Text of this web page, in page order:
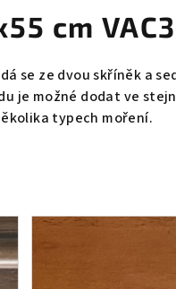
cm
se ze dvou skříněk a
je možné dodat ve
typech moření.